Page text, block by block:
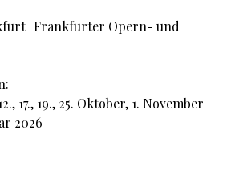
Frankfurter Opern- und
17., 19., 25. Oktober, 1. November
2026